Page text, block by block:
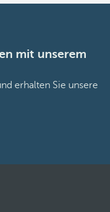
mit unserem
erhalten Sie unsere